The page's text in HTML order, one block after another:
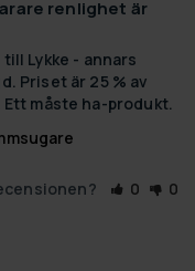
renlighet är
Lykke - annars
Priset är 25 % av
måste ha-produkt.
0 0